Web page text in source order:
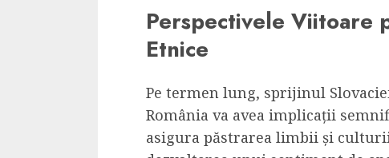
Perspectivele Viitoare
Etnice
Pe termen lung, sprijinul
România va avea implicații
asigura păstrarea limbii și